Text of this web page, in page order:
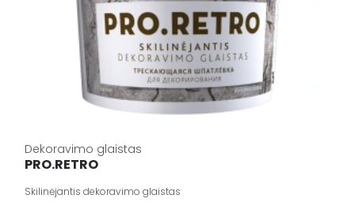
Dekoravimo glaistas
PRO.RETRO
Skilinėjantis dekoravimo glaistas